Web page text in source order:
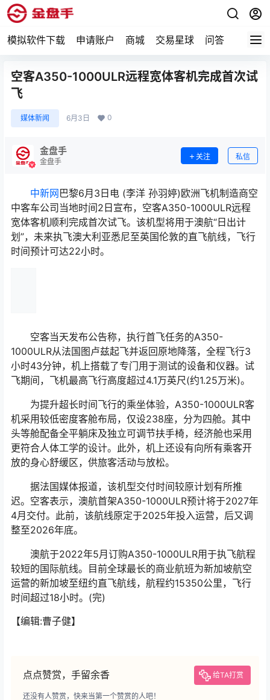
模拟软件下载 申请账户 商城 交易星球 问答 专题
空客A350-1000ULR远程宽体客机完成首次试
飞
媒体新闻 6月3日 0
金盘手
金盘手
关注 私信
中新网 巴黎6月3日电 (李洋 孙羽婷)欧洲飞机制造商空
中客车公司当地时间2日宣布，空客A350-1000ULR远程
宽体客机顺利完成首次试飞。该机型将用于澳航“日出计
划”，未来执飞澳大利亚悉尼至英国伦敦的直飞航线，飞行
时间预计可达22小时。
空客当天发布公告称，执行首飞任务的A350-
1000ULR从法国图卢兹起飞并返回原地降落，全程飞行3
小时43分钟，机上搭载了专门用于测试的设备和仪器。试
飞期间，飞机最高飞行高度超过4.1万英尺(约1.25万米)。
为提升超长时间飞行的乘坐体验，A350-1000ULR客
机采用较低密度客舱布局，仅设238座，分为四舱。其中
头等舱配备全平躺床及独立可调节扶手椅，经济舱也采用
更符合人体工学的设计。此外，机上还设有向所有乘客开
放的身心舒缓区，供旅客活动与放松。
据法国媒体报道，该机型交付时间较原计划有所推
迟。空客表示，澳航首架A350-1000ULR预计将于2027年
4月交付。此前，该航线原定于2025年投入运营，后又调
整至2026年底。
澳航于2022年5月订购A350-1000ULR用于执飞航程
较短的国际航线。目前全球最长的商业航班为新加坡航空
运营的新加坡至纽约直飞航线，航程约15350公里，飞行
时间超过18小时。(完)
【编辑:曹子健】
点点赞赏，手留余香 给TA打赏
还没有人赞赏，快来当第一个赞赏的人吧！